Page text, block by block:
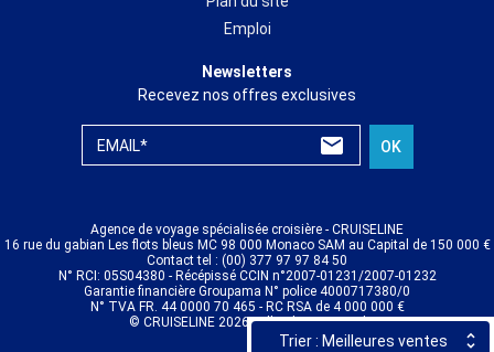
Trier : Meilleures ventes
Emploi
Newsletters
Recevez nos offres exclusives
EMAIL* OK
Agence de voyage spécialisée croisière - CRUISELINE
16 rue du gabian Les flots bleus MC 98 000 Monaco SAM au Capital de 150 000 €
Contact tel : (00) 377 97 97 84 50
N° RCI: 05S04380 - Récépissé CCIN n°2007-01231/2007-01232
Garantie financière Groupama N° police 4000717380/0
N° TVA FR. 44 0000 70 465 - RC RSA de 4 000 000 €
© CRUISELINE 2026 - all rights reserved